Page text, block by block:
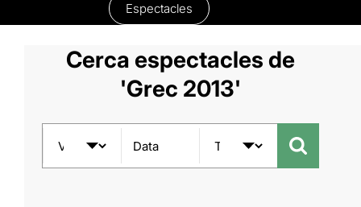
Espectacles
Cerca espectacles de
'Grec 2013'
Data